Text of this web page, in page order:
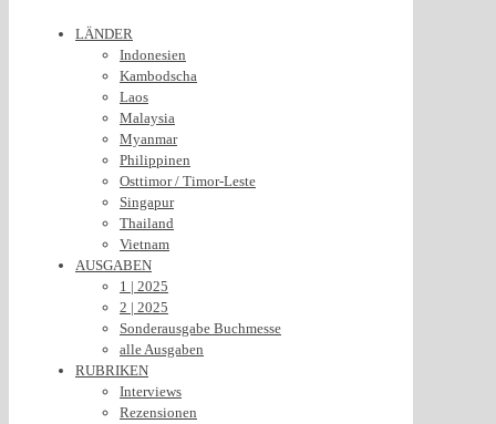
LÄNDER
Indonesien
Kambodscha
Laos
Malaysia
Myanmar
Philippinen
Osttimor / Timor-Leste
Singapur
Thailand
Vietnam
AUSGABEN
1 | 2025
2 | 2025
Sonderausgabe Buchmesse
alle Ausgaben
RUBRIKEN
Interviews
Rezensionen